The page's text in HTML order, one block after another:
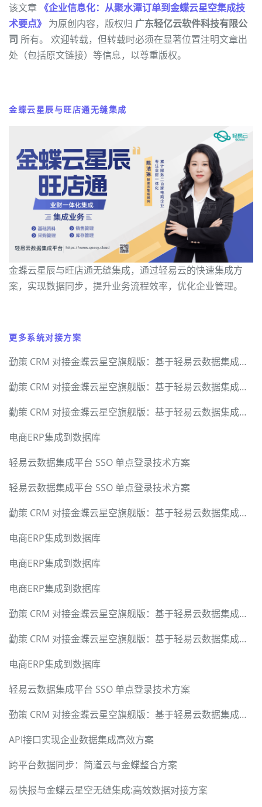
该文章 《企业信息化：从聚水潭订单到金蝶云星空集成技
术要点》 为原创内容，版权归 广东轻亿云软件科技有限公
司 所有。 欢迎转载，但转载时必须在显著位置注明文章出
处（包括原文链接）等信息，以尊重版权。
金蝶云星辰与旺店通无缝集成
金蝶云星辰与旺店通无缝集成，通过轻易云的快速集成方
案，实现数据同步，提升业务流程效率，优化企业管理。
更多系统对接方案
勤策 CRM 对接金蝶云星空旗舰版：基于轻易云数据集成平台的硬核技术实现与全链路方案
勤策 CRM 对接金蝶云星空旗舰版：基于轻易云数据集成平台的硬核技术实现与全链路方案
勤策 CRM 对接金蝶云星空旗舰版：基于轻易云数据集成平台的硬核技术实现与全链路方案
电商ERP集成到数据库
轻易云数据集成平台 SSO 单点登录技术方案
轻易云数据集成平台 SSO 单点登录技术方案
勤策 CRM 对接金蝶云星空旗舰版：基于轻易云数据集成平台的硬核技术实现与全链路方案
电商ERP集成到数据库
电商ERP集成到数据库
电商ERP集成到数据库
勤策 CRM 对接金蝶云星空旗舰版：基于轻易云数据集成平台的硬核技术实现与全链路方案
勤策 CRM 对接金蝶云星空旗舰版：基于轻易云数据集成平台的硬核技术实现与全链路方案
电商ERP集成到数据库
轻易云数据集成平台 SSO 单点登录技术方案
勤策 CRM 对接金蝶云星空旗舰版：基于轻易云数据集成平台的硬核技术实现与全链路方案
API接口实现企业数据集成高效方案
跨平台数据同步：简道云与金蝶整合方案
易快报与金蝶云星空无缝集成:高效数据对接方案